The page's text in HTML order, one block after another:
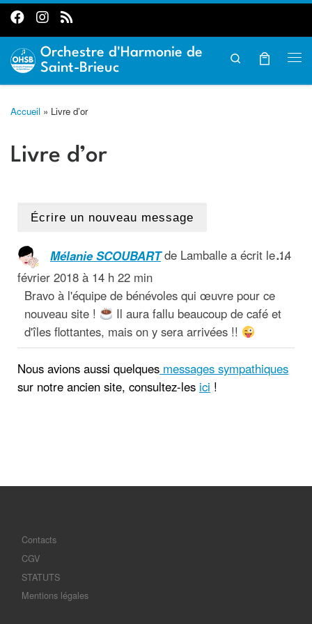
Passer au contenu
Orchestre d'Harmonie de
Saint-Brieuc
Search
Accueil » Livre d’or
Livre d’or
Mélanie SCOUBART de Lamballe a écrit le14
février 2018 à 14 h 22 min
Bravo à l'équipe de bénévoles qui œuvre pour ce
nouveau site !
Il aura fallu beaucoup de café et
d'îles flottantes, mais on y sera arrivées !!
…
Nous avions aussi quelques messages sympathiques
sur notre ancien site, consultez-les ici !
Contacts
CGV
STATUTS
Mentions légales